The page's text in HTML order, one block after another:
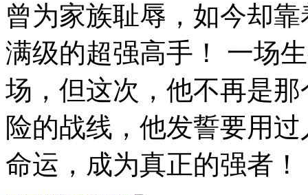
曾为家族耻辱，如今却
满级的超强高手！ 一场
场，但这次，他不再是
险的战线，他发誓要用
命运，成为真正的强者！